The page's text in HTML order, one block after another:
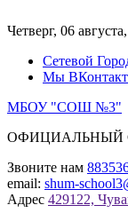
к
Четверг, 06
Сетевой
Мы
МБОУ "СОШ №3"
ОФИЦИАЛЬНЫЙ
Звоните нам
email: shum-
Адрес 429122,